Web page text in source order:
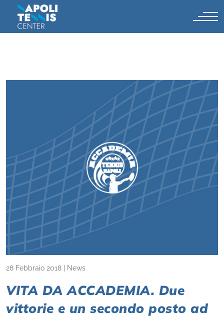
28 Febbraio 2018 News
VITA DA ACCADEMIA. Due
vittorie e un secondo posto ad